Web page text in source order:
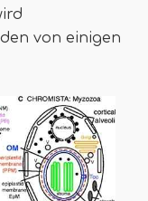
von einigen